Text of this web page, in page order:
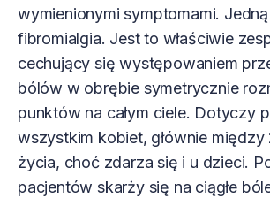
wymienionymi symptomami.
fibromialgia. Jest to właściwie
cechujący się występowaniem
bólów w obrębie symetrycznie
punktów na całym ciele. Dotyczy
wszystkim kobiet, głównie między
życia, choć zdarza się i u dzieci.
pacjentów skarży się na ciągłe